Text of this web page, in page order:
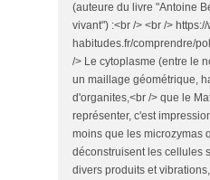
(auteure du livre "Antoine
vivant") :<br /> <br />
habitudes.fr/comprendre/
/> Le cytoplasme (entre le
un maillage géométrique,
d'organites,<br /> que le
représenter, c'est
moins que les microzymas
déconstruisent les cellules
divers produits et